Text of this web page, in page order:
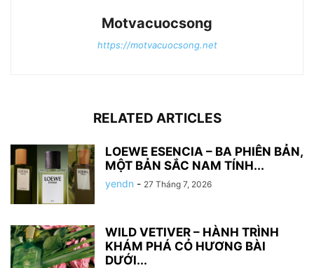
Motvacuocsong
https://motvacuocsong.net
RELATED ARTICLES
LOEWE ESENCIA – BA PHIÊN BẢN,
MỘT BẢN SẮC NAM TÍNH...
yendn - 27 Tháng 7, 2026
WILD VETIVER – HÀNH TRÌNH
KHÁM PHÁ CỎ HƯƠNG BÀI
DƯỚI...